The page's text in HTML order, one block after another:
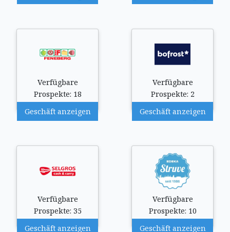
Verfügbare
Prospekte: 18
Geschäft anzeigen
Verfügbare
Prospekte: 2
Geschäft anzeigen
Verfügbare
Prospekte: 35
Geschäft anzeigen
Verfügbare
Prospekte: 10
Geschäft anzeigen